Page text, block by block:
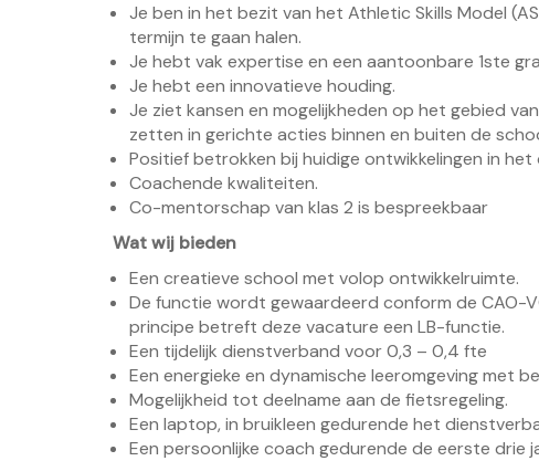
Je ben in het bezit van het Athletic Skills Model
termijn te gaan halen.
Je hebt vak expertise en een aantoonbare 1ste
Je hebt een innovatieve houding.
Je ziet kansen en mogelijkheden op het gebied
zetten in gerichte acties binnen en buiten de
Positief betrokken bij huidige ontwikkelingen in het
Coachende kwaliteiten.
Co-mentorschap van klas 2 is bespreekbaar
Wat wij bieden
Een creatieve school met volop ontwikkelruimte.
De functie wordt gewaardeerd conform de CAO-
principe betreft deze vacature een LB-functie.
Een tijdelijk dienstverband voor 0,3 – 0,4 fte
Een energieke en dynamische leeromgeving met
Mogelijkheid tot deelname aan de fietsregeling.
Een laptop, in bruikleen gedurende het
Een persoonlijke coach gedurende de eerste drie